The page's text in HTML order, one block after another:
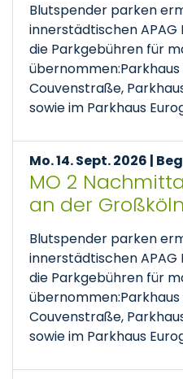
Blutspender parken
innerstädtischen
die Parkgebühren für
übernommen:Parkhaus
Couvenstraße,
sowie im Parkhaus
Mo. 14. Sept. 2026 |
MO 2
an der
Blutspender parken
innerstädtischen
die Parkgebühren für
übernommen:Parkhaus
Couvenstraße,
sowie im Parkhaus